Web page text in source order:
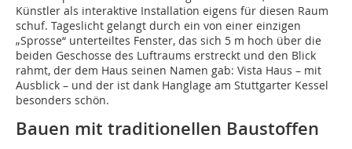
Künstler als interaktive Installation eigens für diesen Raum
schuf. Tageslicht gelangt durch ein von einer einzigen
„Sprosse“ unterteiltes Fenster, das sich 5 m hoch über die
beiden Geschosse des Luftraums erstreckt und den Blick
rahmt, der dem Haus seinen Namen gab: Vista Haus – mit
Ausblick – und der ist dank Hanglage am Stuttgarter Kessel
besonders schön.
Bauen mit traditionellen Baustoffen